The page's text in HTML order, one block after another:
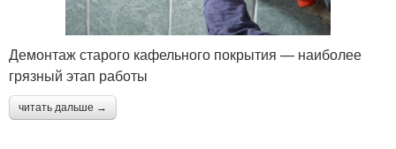
Демонтаж старого кафельного покрытия — наиболее
грязный этап работы
читать дальше →